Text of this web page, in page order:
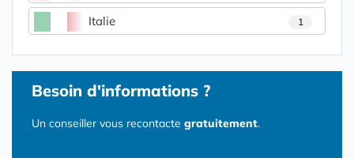
Italie 1
Besoin d'informations ?
Un conseiller vous recontacte gratuitement.